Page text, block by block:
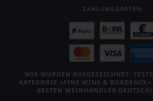
ZAHLUNGSARTEN
WIR WURDEN AUSGEZEICHNET:
KATEGORIE »FINE WINE & BORDEAUX«
BESTEN WEINHÄNDLER